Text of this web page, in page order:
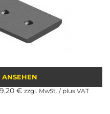
ANSEHEN
€ zzgl. MwSt. / plus VAT